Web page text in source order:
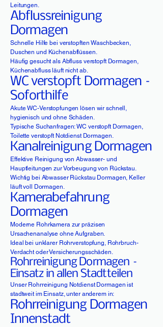
Leitungen.
Abflussreinigung
Dormagen
Schnelle Hilfe bei verstopften Waschbecken,
Duschen und Küchenabflüssen.
Häufig gesucht als Abfluss verstopft Dormagen,
Küchenabfluss läuft nicht ab.
WC verstopft Dormagen –
Soforthilfe
Akute WC-Verstopfungen lösen wir schnell,
hygienisch und ohne Schäden.
Typische Suchanfragen: WC verstopft Dormagen,
Toilette verstopft Notdienst Dormagen.
Kanalreinigung Dormagen
Effektive Reinigung von Abwasser- und
Hauptleitungen zur Vorbeugung von Rückstau.
Wichtig bei Abwasser Rückstau Dormagen, Keller
läuft voll Dormagen.
Kamerabefahrung
Dormagen
Moderne Rohrkamera zur präzisen
Ursachenanalyse ohne Aufgraben.
Ideal bei unklarer Rohrverstopfung, Rohrbruch-
Verdacht oder Versicherungsschäden.
Rohrreinigung Dormagen –
Einsatz in allen Stadtteilen
Unser Rohrreinigung Notdienst Dormagen ist
stadtweit im Einsatz, unter anderem in:
Rohrreinigung Dormagen
Innenstadt